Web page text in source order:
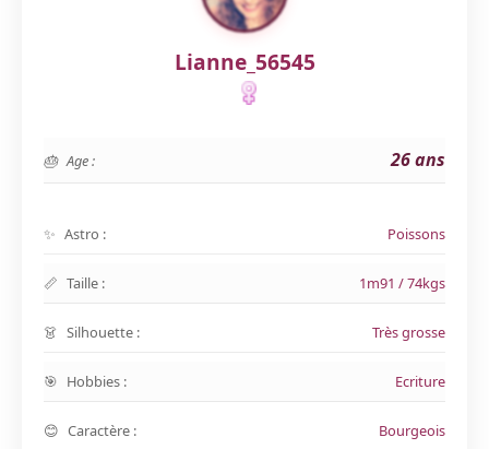
Lianne_56545
Age : 26 ans
Astro : Poissons
Taille : 1m91 / 74kgs
Silhouette : Très grosse
Hobbies : Ecriture
Caractère : Bourgeois